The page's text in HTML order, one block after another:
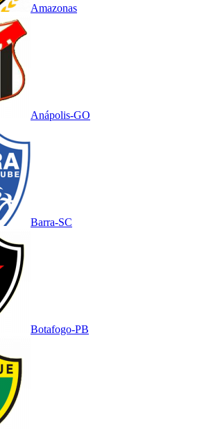
Amazonas
Anápolis-GO
Barra-SC
Botafogo-PB